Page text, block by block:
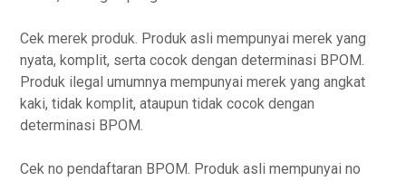
Cek merek produk. Produk asli mempunyai merek yang
nyata, komplit, serta cocok dengan determinasi BPOM.
Produk ilegal umumnya mempunyai merek yang angkat
kaki, tidak komplit, ataupun tidak cocok dengan
determinasi BPOM.
Cek no pendaftaran BPOM. Produk asli mempunyai no